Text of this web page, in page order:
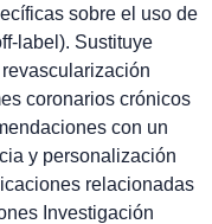
sobre el uso de
label). Sustituye
coronarios crónicos
con un
y personalización
relacionadas
Investigación